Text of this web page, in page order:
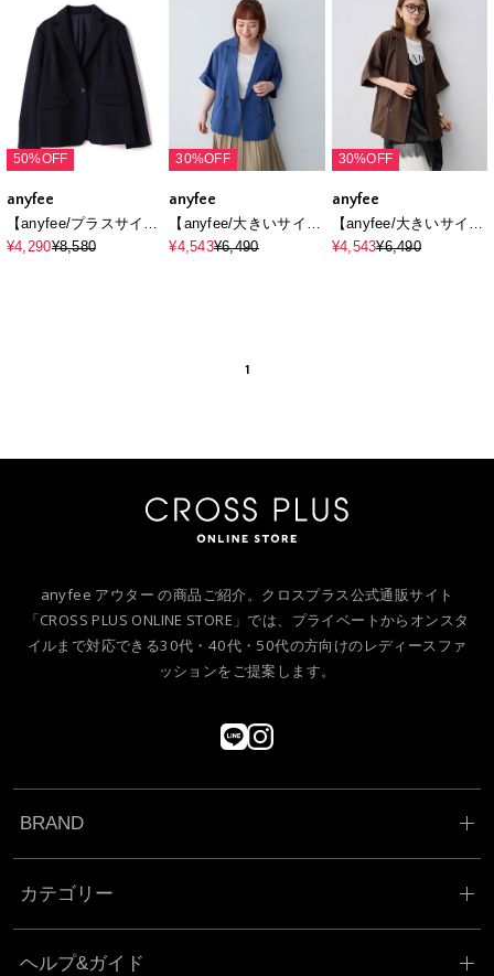
下別売り》
下別売り》
UVカット・イージーケ
ア 》（2026SS）
50%OFF
anyfee
【anyfee/プラスサイ
ズ】テーラードジャケ
¥4,290¥8,580
30%OFF
anyfee
【anyfee/大きいサイ
ズ】リネン調半袖テー
¥4,543¥6,490
30%OFF
anyfee
【anyfee/大きいサイ
ズ】リネン調半袖テー
¥4,543¥6,490
1
anyfee アウター の商品ご紹介。クロスプラス公式通販サイト
「CROSS PLUS ONLINE STORE」では、プライベートからオンスタ
イルまで対応できる30代・40代・50代の方向けのレディースファ
ッションをご提案します。
BRAND
カテゴリー
ヘルプ&ガイド